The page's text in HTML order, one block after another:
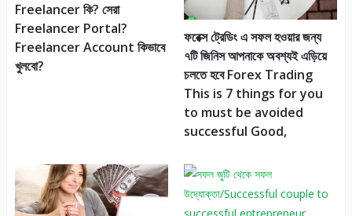
Freelancer কি? সেরা
Freelancer Portal?
Freelancer Account কিভাবে
খুলবো?
ফরেক্স ট্রেডিং এ সফল হওয়ার জন্য
৭টি জিনিস আপনাকে অবশ্যই এড়িয়ে
চলতে হবে Forex Trading
This is 7 things for you
to must be avoided
successful Good,